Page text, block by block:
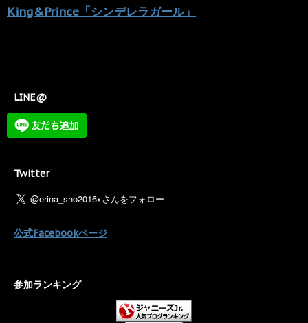
King&Prince「シンデレラガール」
LINE@
Twitter
公式Facebookページ
参加ランキング